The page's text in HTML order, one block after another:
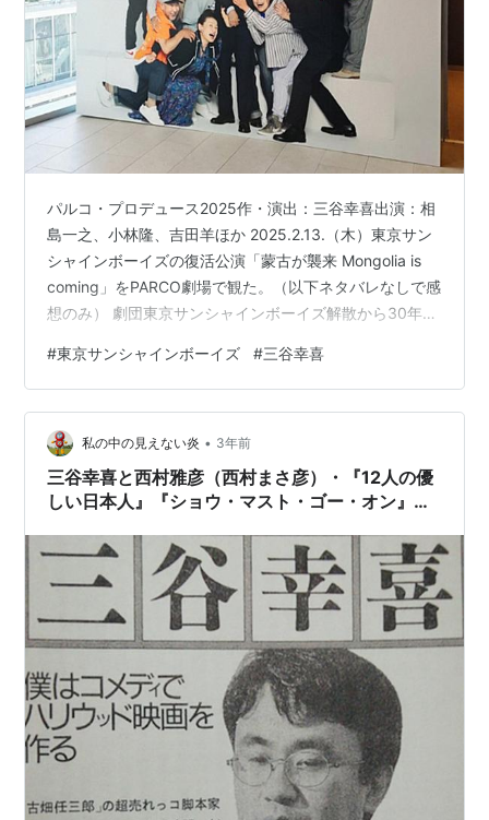
パルコ・プロデュース2025作・演出：三谷幸喜出演：相
島一之、小林隆、吉田羊ほか 2025.2.13.（木）東京サン
シャインボーイズの復活公演「蒙古が襲来 Mongolia is
coming」をPARCO劇場で観た。（以下ネタバレなしで感
想のみ） 劇団東京サンシャインボーイズ解散から30年。
たものの、ほぼ約束通りの復活公演が実現した。 チケッ
トは大激戦。そういえば当時もなかなか取れなくて何本
も見損ねた記憶がある。2009年の『returns』も見た記録
がないからチケット争奪戦に敗れたんだろう。今回は見
られてラッキー。 鎌倉時代の蒙古の襲来が…
#東京サンシャインボーイズ #三谷幸喜
私の中の見えない炎 • 3年前
三谷幸喜と西村雅彦（西村まさ彦）・『12人の優
しい日本人』『ショウ・マスト・ゴー・オン』